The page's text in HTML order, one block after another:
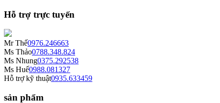
Hỗ trợ trực tuyến
Mr Thế0976.246663
Ms Thảo0788.348.824
Ms Nhung0375.292538
Ms Huế0988.081327
Hỗ trợ kỹ thuật0935.633459
sản phẩm